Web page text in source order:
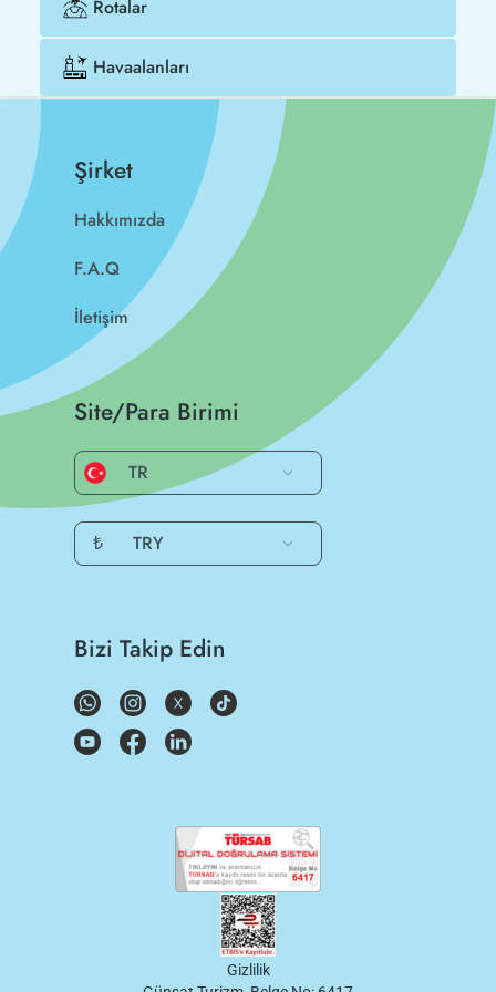
Rotalar
Havaalanları
Şirket
Hakkımızda
F.A.Q
İletişim
Site/Para Birimi
TR
₺ TRY
Bizi Takip Edin
Gizlilik